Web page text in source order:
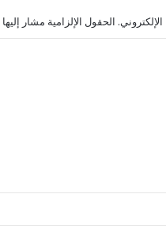
الحقول الإلزامية مشار إليها